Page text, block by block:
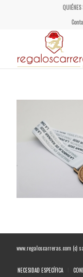
www.regaloscarreras.com (c)
NECESIDAD ESPECÍFICA